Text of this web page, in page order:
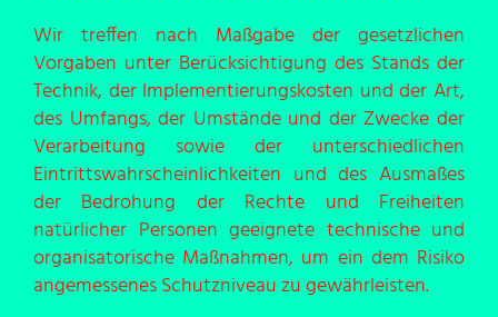
Wir treffen nach Maßgabe der gesetzlichen
Vorgaben unter Berücksichtigung des Stands der
Technik, der Implementierungskosten und der Art,
des Umfangs, der Umstände und der Zwecke der
Verarbeitung sowie der unterschiedlichen
Eintrittswahrscheinlichkeiten und des Ausmaßes
der Bedrohung der Rechte und Freiheiten
natürlicher Personen geeignete technische und
organisatorische Maßnahmen, um ein dem Risiko
angemessenes Schutzniveau zu gewährleisten.